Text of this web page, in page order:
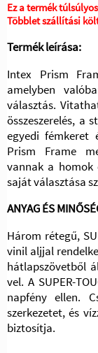
Ez a termék
Többlet szállítási
Termék leírása:
Intex Prism
amelyben
választás.
összeszerelés, a
egyedi fémkeret
Prism Frame
vannak a homok
saját választása
ANYAG ÉS
Három rétegű,
vinil aljjal
hátlapszövetből
vel. A SUPER-
napfény ellen.
szerkezetet, és
biztosítja.